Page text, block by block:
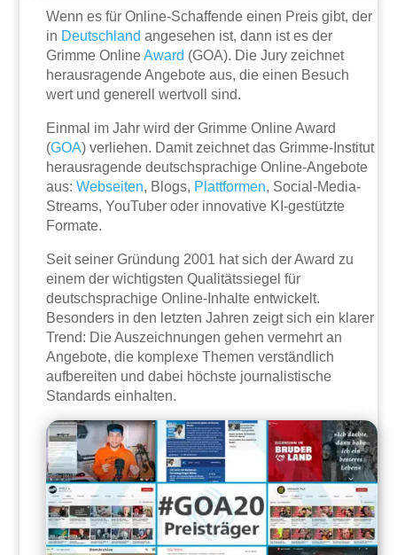
Wenn es für Online-Schaffende einen Preis gibt, der
in Deutschland angesehen ist, dann ist es der
Grimme OnlineAward (GOA). Die Jury zeichnet
herausragende Angebote aus, die einen Besuch
wert und generell wertvoll sind.
Einmal im Jahr wird der Grimme Online Award
(GOA) verliehen. Damit zeichnet das Grimme-Institut
herausragende deutschsprachige Online-Angebote
aus:Webseiten, Blogs, Plattformen, Social-Media-
Streams, YouTuber oder innovative KI-gestützte
Formate.
Seit seiner Gründung 2001 hat sich der Award zu
einem der wichtigsten Qualitätssiegel für
deutschsprachige Online-Inhalte entwickelt.
Besonders in den letzten Jahren zeigt sich ein klarer
Trend: Die Auszeichnungen gehen vermehrt an
Angebote, die komplexe Themen verständlich
aufbereiten und dabei höchste journalistische
Standards einhalten.